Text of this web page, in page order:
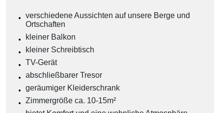
verschiedene Aussichten auf unsere Berge und
Ortschaften
kleiner Balkon
kleiner Schreibtisch
TV-Gerät
abschließbarer Tresor
geräumiger Kleiderschrank
Zimmergröße ca. 10-15m²